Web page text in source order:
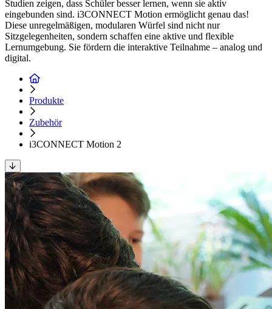
Studien zeigen, dass Schüler besser lernen, wenn sie aktiv
eingebunden sind. i3CONNECT Motion ermöglicht genau das!
Diese unregelmäßigen, modularen Würfel sind nicht nur
Sitzgelegenheiten, sondern schaffen eine aktive und flexible
Lernumgebung. Sie fördern die interaktive Teilnahme – analog und
digital.
Produkte
Zubehör
i3CONNECT Motion 2